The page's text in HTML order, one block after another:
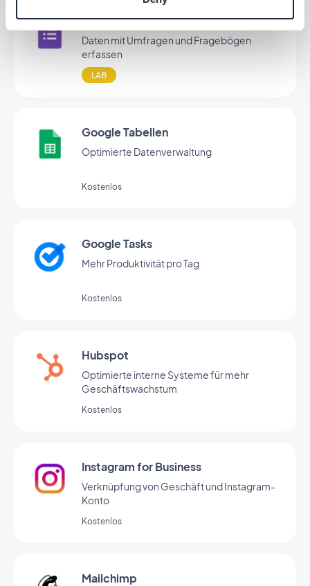
Google Formulare
Daten mit Umfragen und Fragebögen
erfassen
LAB
Google Tabellen
Optimierte Datenverwaltung
Kostenlos
Google Tasks
Mehr Produktivität pro Tag
Kostenlos
Hubspot
Optimierte interne Systeme für mehr
Geschäftswachstum
Kostenlos
Instagram for Business
Verknüpfung von Geschäft und Instagram-
Konto
Kostenlos
Mailchimp